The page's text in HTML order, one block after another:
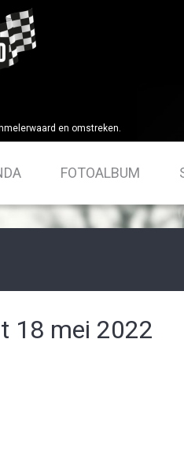
en omstreken.
FOTOALBUM
18 mei 2022